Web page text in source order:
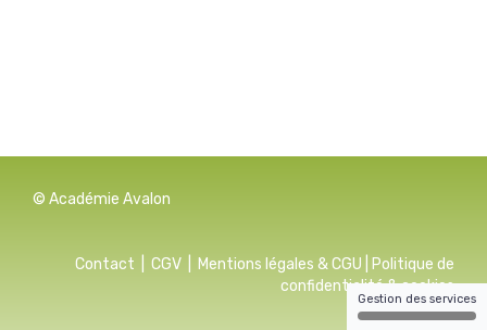
© Académie Avalon
Contact CGV Mentions légales & CGU
Politique de
confidentialité & cookies
Gestion des services